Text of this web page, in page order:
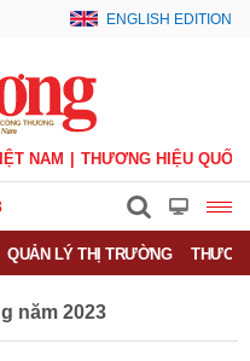
ENGLISH EDITION
NAM THƯƠNG HIỆU QUỐC
QUẢN LÝ THỊ TRƯỜNG
năm 2023